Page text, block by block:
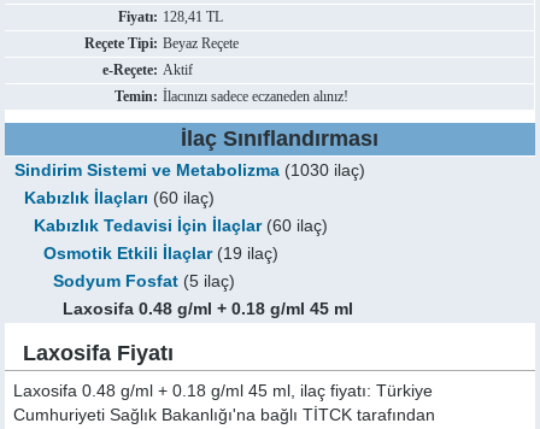
Fiyatı: 128,41 TL
Reçete Tipi: Beyaz Reçete
e-Reçete: Aktif
Temin: İlacınızı sadece eczaneden alınız!
İlaç Sınıflandırması
Sindirim Sistemi ve Metabolizma (1030 ilaç)
Kabızlık İlaçları (60 ilaç)
Kabızlık Tedavisi İçin İlaçlar(60 ilaç)
Osmotik Etkili İlaçlar(19 ilaç)
Sodyum Fosfat (5 ilaç)
Laxosifa 0.48 g/ml + 0.18 g/ml 45 ml
Laxosifa Fiyatı
Laxosifa 0.48 g/ml + 0.18 g/ml 45 ml, ilaç fiyatı: Türkiye
Cumhuriyeti Sağlık Bakanlığı'na bağlı TİTCK tarafından